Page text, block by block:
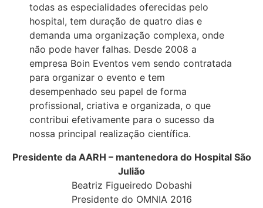
todas as especialidades oferecidas pelo
hospital, tem duração de quatro dias e
demanda uma organização complexa, onde
não pode haver falhas. Desde 2008 a
empresa Boin Eventos vem sendo contratada
para organizar o evento e tem
desempenhado seu papel de forma
profissional, criativa e organizada, o que
contribui efetivamente para o sucesso da
nossa principal realização científica.
Presidente da AARH – mantenedora do Hospital São
Julião
Beatriz Figueiredo Dobashi
Presidente do OMNIA 2016